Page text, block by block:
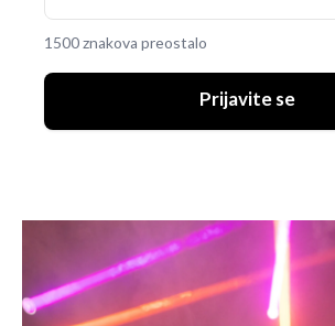
1500 znakova preostalo
Prijavite se